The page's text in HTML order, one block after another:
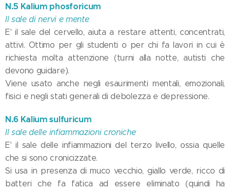
N.5 Kalium phosforicum
Il sale di nervi e mente
E' il sale del cervello, aiuta a restare attenti, concentrati,
attivi. Ottimo per gli studenti o per chi fa lavori in cui è
richiesta molta attenzione (turni alla notte, autisti che
devono guidare).
Viene usato anche negli esaurimenti mentali, emozionali,
fisici e negli stati generali di debolezza e depressione.
N.6 Kalium sulfuricum
Il sale delle infiammazioni croniche
E' il sale delle infiammazioni del terzo livello, ossia quelle
che si sono cronicizzate.
Si usa in presenza di muco vecchio, giallo verde, ricco di
batteri che fa fatica ad essere eliminato (quindi ha